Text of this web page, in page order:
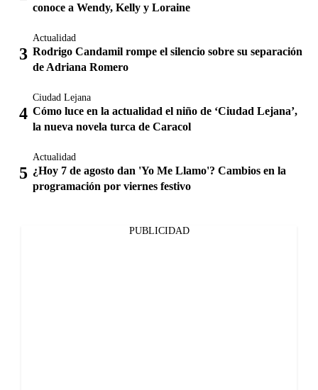
conoce a Wendy, Kelly y Loraine
Actualidad
Rodrigo Candamil rompe el silencio sobre su separación
de Adriana Romero
Ciudad Lejana
Cómo luce en la actualidad el niño de ‘Ciudad Lejana’,
la nueva novela turca de Caracol
Actualidad
¿Hoy 7 de agosto dan 'Yo Me Llamo'? Cambios en la
programación por viernes festivo
PUBLICIDAD